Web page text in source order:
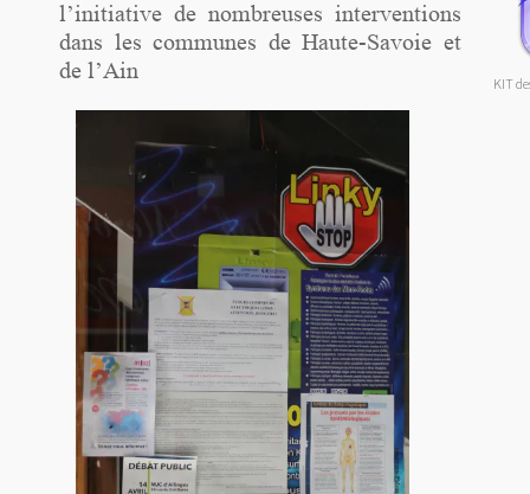
l’initiative de nombreuses interventions
dans les communes de Haute-Savoie et
de l’Ain
KIT